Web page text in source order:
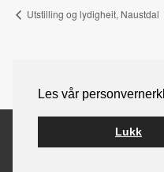
Les vår
Lukk
Utstilling og lydigheit, Naustdal
© 2026 Norsk